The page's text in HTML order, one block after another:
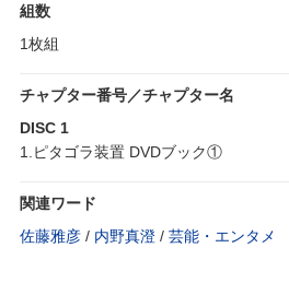
組数
1枚組
チャプター番号／チャプター名
DISC 1
1.ピタゴラ装置 DVDブック①
関連ワード
佐藤雅彦 / 内野真澄 / 芸能・エンタメ